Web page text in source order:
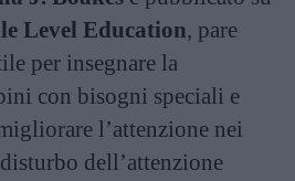
Level Education, pare
per insegnare la
con bisogni speciali e
l’attenzione nei
dell’attenzione